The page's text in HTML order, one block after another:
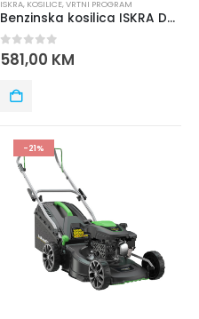
ISKRA, KOSILICE,VRTNI PROGRAM
Benzinska kosilica ISKRA DM46SC-D150
0out of 5
581,00 KM
-21%